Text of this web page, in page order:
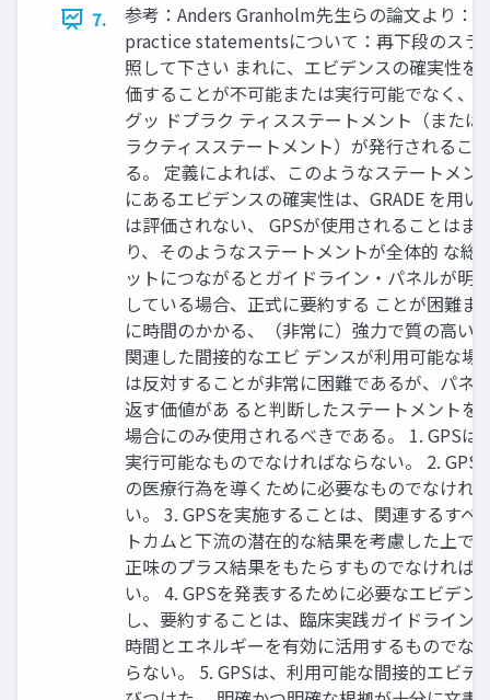
7.
参考：Anders Granholm先生らの論文より：
practice statementsについて：再下段のスラ
照して下さい まれに、エビデンスの確実性を
価することが不可能または実行可能でなく、
グッ ドプラク ティスステートメント（または
ラクティスステートメント）が発行されるこ
る。 定義によれば、このようなステートメン
にあるエビデンスの確実性は、GRADE を用い
は評価されない、 GPSが使用されることはま
り、そのようなステートメントが全体的 な総
ットにつながるとガイドライン・パネルが明
している場合、正式に要約する ことが困難ま
に時間のかかる、（非常に）強力で質の高い
関連した間接的なエビ デンスが利用可能な場
は反対することが非常に困難であるが、パネ
返す価値があ ると判断したステートメントを
場合にのみ使用されるべきである。 1. GPSは
実行可能なものでなければならない。 2. GPS
の医療行為を導くために必要なものでなけれ
い。 3. GPSを実施することは、関連するすべ
トカムと下流の潜在的な結果を考慮した上で
正味のプラス結果をもたらすものでなければ
い。 4. GPSを発表するために必要なエビデン
し、要約することは、臨床実践ガイドライン
時間とエネルギーを有効に活用するものでな
らない。 5. GPSは、利用可能な間接的エビデ